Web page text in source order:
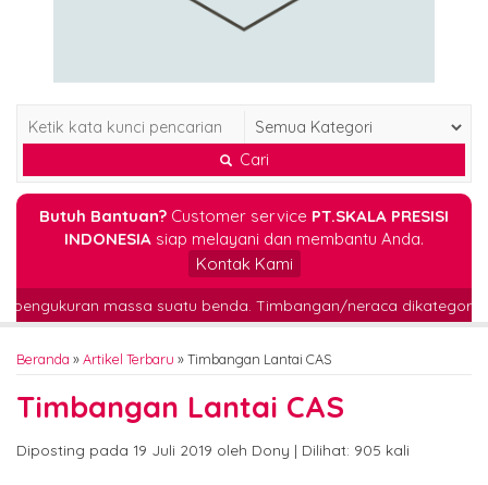
Cari
Butuh Bantuan? Customer service PT.SKALA PRESISI
INDONESIA siap melayani dan membantu Anda.
Kontak Kami
massa suatu benda. Timbangan/neraca
Beranda »Artikel Terbaru » Timbangan Lantai CAS
Timbangan Lantai CAS
Diposting pada 19 Juli 2019 oleh Dony | Dilihat: 905 kali